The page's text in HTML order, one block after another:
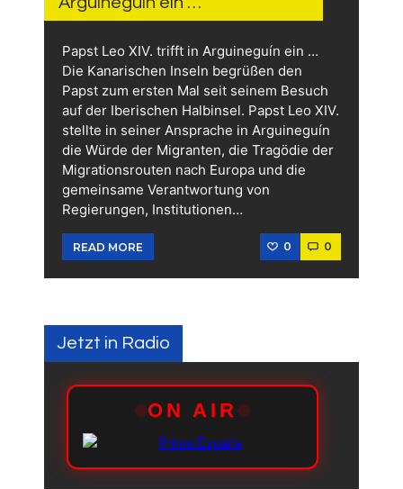
Papst Leo XIV. trifft in Arguineguín ein …
Die Kanarischen Inseln begrüßen den
Papst zum ersten Mal seit seinem Besuch
auf der Iberischen Halbinsel. Papst Leo XIV.
stellte in seiner Ansprache in Arguineguín
die Würde der Migranten, die Tragödie der
Migrationsrouten nach Europa und die
gemeinsame Verantwortung von
Regierungen, Institutionen…
READ MORE 0 0
Jetzt in Radio